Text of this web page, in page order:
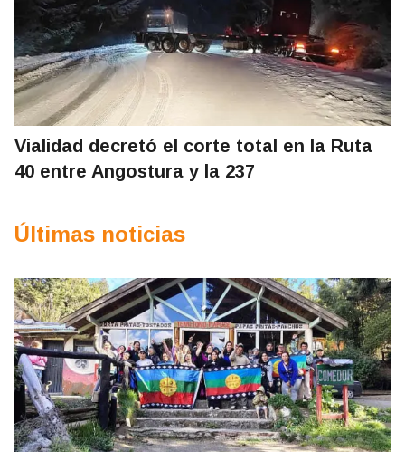
Vialidad decretó el corte total en la Ruta
40 entre Angostura y la 237
Últimas noticias